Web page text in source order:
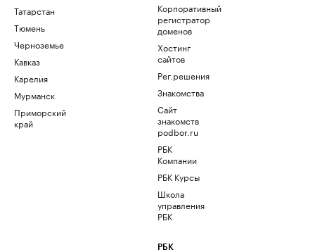
Татарстан
Тюмень
Черноземье
Кавказ
Карелия
Мурманск
Приморский
край
Корпоративный
регистратор
доменов
Хостинг
сайтов
Рег.решения
Знакомства
Сайт
знакомств
podbor.ru
РБК
Компании
РБК Курсы
Школа
управления
РБК
РБК